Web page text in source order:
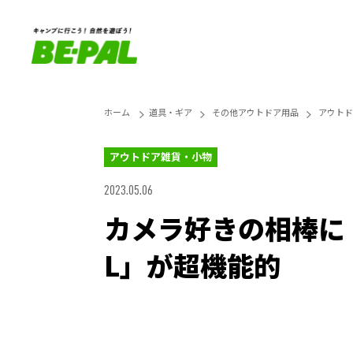
ホーム 道具・ギア その他アウトドア用品 アウト
アウトドア雑貨・小物
2023.05.06
カメラ好きの相棒
L」が超機能的